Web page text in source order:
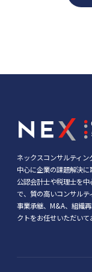
ネックスコンサルティ
中心に企業の課題解決に
公認会計士や税理士を
で、質の高いコンサルテ
事業承継、M&A、組織
クトをお任せいただいて